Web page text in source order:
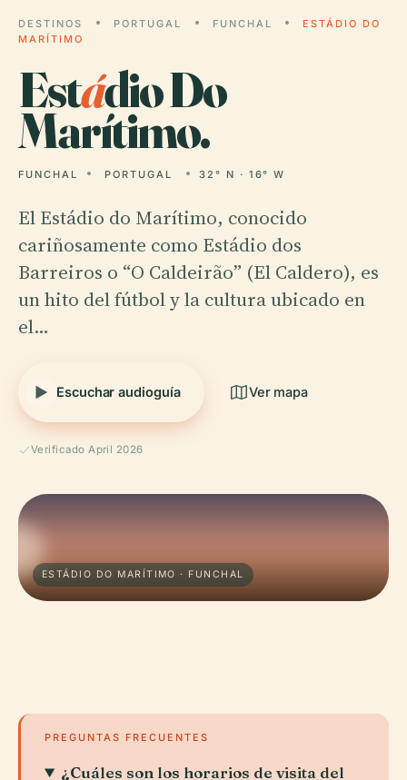
DESTINOS PORTUGAL FUNCHAL
ESTÁDIO DO
MARÍTIMO
Estádio Do
Marítimo.
FUNCHAL PORTUGAL 32° N · 16° W
El Estádio do Marítimo, conocido
cariñosamente como Estádio dos
Barreiros o “O Caldeirão” (El Caldero), es
un hito del fútbol y la cultura ubicado en
el…
Escuchar audioguía Ver mapa
Verificado April 2026
ESTÁDIO DO MARÍTIMO · FUNCHAL
PREGUNTAS FRECUENTES
¿Cuáles son los horarios de visita del